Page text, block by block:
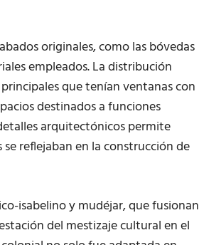
originales, como las bóvedas
empleados. La distribución
que tenían ventanas con
destinados a funciones
arquitectónicos permite
reflejaban en la construcción de
isabelino y mudéjar, que fusionan
del mestizaje cultural en el